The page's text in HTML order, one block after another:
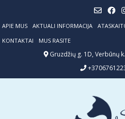
content
APIE MUS AKTUALI INFORMACIJA
KONTAKTAI
MUS RASITE
Gruzdžių g. 1D, Verbūnų